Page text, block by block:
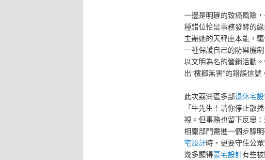
一邊是明確的致癌風險
種錯位恰是事務發酵的
主辦她的天秤座本能，
一種保護自己的防禦機
以文明為名的營銷活動
出“檳榔無害”的錯誤信號
此次荔灣區多部退休宅
「牛先生！請你停止散
視。但事務也留下反思
相關部門需進一個步驟
宅設計時，更要守住公
幾多顯得豪宅設計有些被